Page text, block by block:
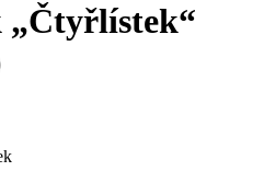
„Čtyřlístek“